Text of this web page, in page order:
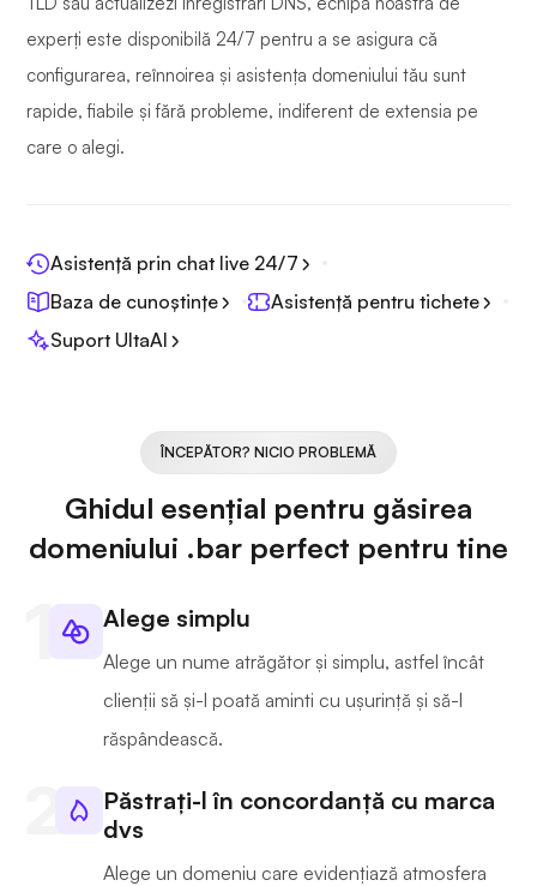
experți este disponibilă 24/7 pentru a se asigura că
configurarea, reînnoirea și asistența domeniului tău sunt
rapide, fiabile și fără probleme, indiferent de extensia pe
care o alegi.
Asistență prin chat live 24/7
Baza de cunoștințe
Asistență pentru tichete
Suport UltaAI
ÎNCEPĂTOR? NICIO PROBLEMĂ
Ghidul esențial pentru găsirea
domeniului .bar perfect pentru tine
Alege simplu
Alege un nume atrăgător și simplu, astfel încât
clienții să și-l poată aminti cu ușurință și să-l
răspândească.
Păstrați-l în concordanță cu marca
dvs
Alege un domeniu care evidențiază atmosfera